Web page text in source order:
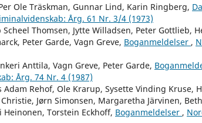
Ole Träskman, Gunnar Lind, Karin Ringberg,
Årg. 61 Nr. 3/4 (1973)
Thomsen, Jytte Willadsen, Peter Gottlieb,
Peter Garde, Vagn Greve, Boganmeldelser ,
Anttila, Vagn Greve, Peter Garde,
Årg. 74 Nr. 4 (1987)
Adam Rehof, Ole Krarup, Sysette Vinding Kruse,
Jørn Simonsen, Margaretha Järvinen,
Heinonen, Torstein Eckhoff, Boganmeldelser ,